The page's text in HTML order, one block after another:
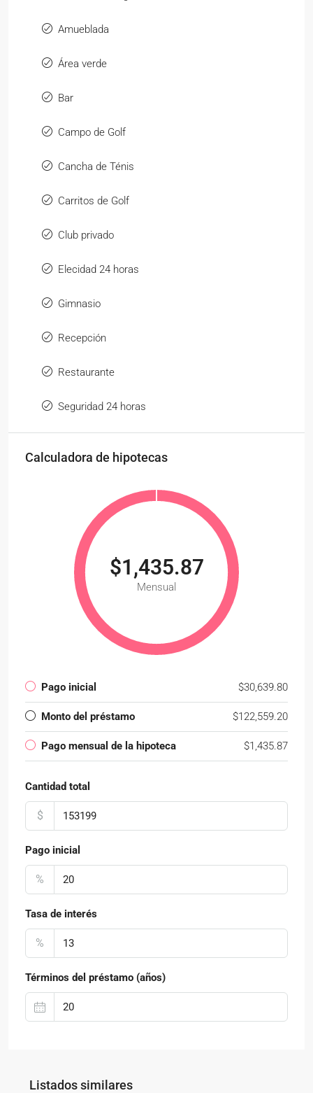
Amueblada
Área verde
Bar
Campo de Golf
Cancha de Ténis
Carritos de Golf
Club privado
Elecidad 24 horas
Gimnasio
Recepción
Restaurante
Seguridad 24 horas
Calculadora de hipotecas
$1,435.87
Mensual
Pago inicial $30,639.80
Monto del préstamo $122,559.20
Pago mensual de la hipoteca $1,435.87
Cantidad total
$
Pago inicial
%
Tasa de interés
%
Términos del préstamo (años)
Listados similares